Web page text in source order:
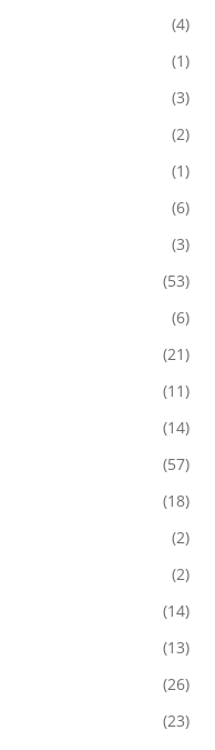
(4)
(1)
(3)
(2)
(1)
(6)
(3)
(53)
(6)
(21)
(11)
(14)
(57)
(18)
(2)
(2)
(14)
(13)
(26)
(23)